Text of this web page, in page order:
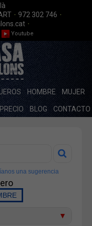
· 972 302 746 ·
·
Youtube
HOMBRE MUJER
BLOG CONTACTO
una sugerencia